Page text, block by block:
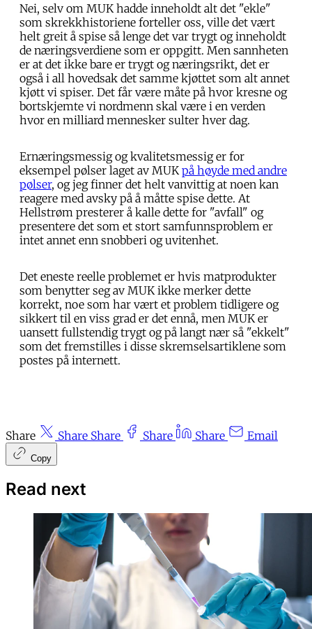
Nei, selv om MUK hadde inneholdt alt det "ekle"
som skrekkhistoriene forteller oss, ville det vært
helt greit å spise så lenge det var trygt og inneholdt
de næringsverdiene som er oppgitt. Men sannheten
er at det ikke bare er trygt og næringsrikt, det er
også i all hovedsak det samme kjøttet som alt annet
kjøtt vi spiser. Det får være måte på hvor kresne og
bortskjemte vi nordmenn skal være i en verden
hvor en milliard mennesker sulter hver dag.
Ernæringsmessig og kvalitetsmessig er for
eksempel pølser laget av MUK på høyde med andre
pølser, og jeg finner det helt vanvittig at noen kan
reagere med avsky på å måtte spise dette. At
Hellstrøm presterer å kalle dette for "avfall" og
presentere det som et stort samfunnsproblem er
intet annet enn snobberi og uvitenhet.
Det eneste reelle problemet er hvis matprodukter
som benytter seg av MUK ikke merker dette
korrekt, noe som har vært et problem tidligere og
sikkert til en viss grad er det ennå, men MUK er
uansett fullstendig trygt og på langt nær så "ekkelt"
som det fremstilles i disse skremselsartiklene som
postes på internett.
Share Share Share Share Share Email
Copy
Read next